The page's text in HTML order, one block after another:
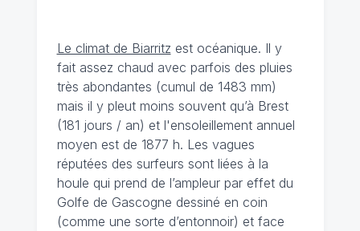
Le climat de Biarritz est océanique. Il y
fait assez chaud avec parfois des pluies
très abondantes (cumul de 1483 mm)
mais il y pleut moins souvent qu’à Brest
(181 jours / an) et l'ensoleillement annuel
moyen est de 1877 h. Les vagues
réputées des surfeurs sont liées à la
houle qui prend de l’ampleur par effet du
Golfe de Gascogne dessiné en coin
(comme une sorte d’entonnoir) et face